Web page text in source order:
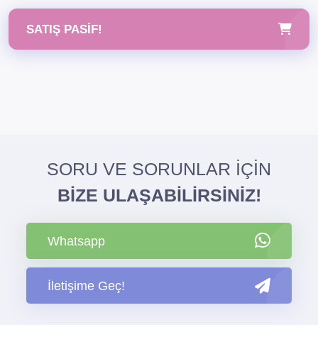
SATIŞ PASIF!
SORU VE SORUNLAR İÇİN
BİZE ULAŞABİLİRSİNİZ!
Whatsapp
İletişime Geç!